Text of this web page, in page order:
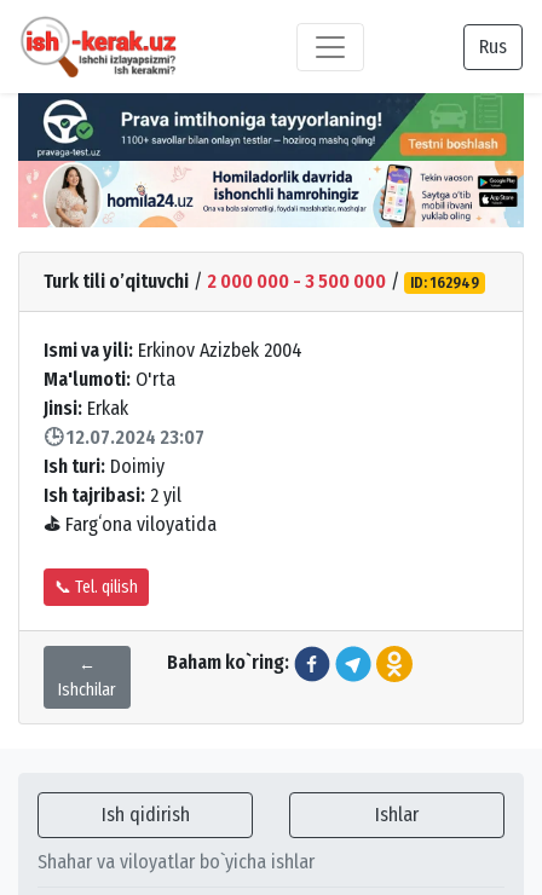
Rus
Turk tili o’qituvchi / 2 000 000 - 3 500 000 / ID: 162949
Ismi va yili: Erkinov Azizbek 2004
Ma'lumoti: O'rta
Jinsi: Erkak
🕒 12.07.2024 23:07
Ish turi: Doimiy
Ish tajribasi: 2 yil
⛳ Fargʻona viloyatida
📞 Tel. qilish
←
Ishchilar
Baham ko`ring:
Ish qidirish Ishlar
Shahar va viloyatlar bo`yicha ishlar